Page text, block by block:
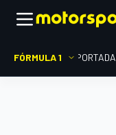
FÓRMULA 1 PORTADA